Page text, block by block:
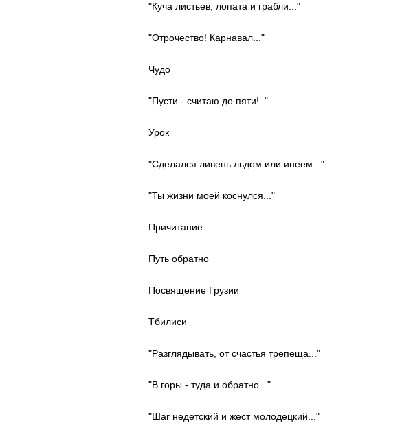
"Куча листьев, лопата и грабли..."
"Отрочество! Карнавал..."
Чудо
"Пусти - считаю до пяти!.."
Урок
"Сделался ливень льдом или инеем..."
"Ты жизни моей коснулся..."
Причитание
Путь обратно
Посвящение Грузии
Тбилиси
"Разглядывать, от счастья трепеща..."
"В горы - туда и обратно..."
"Шаг недетский и жест молодецкий..."